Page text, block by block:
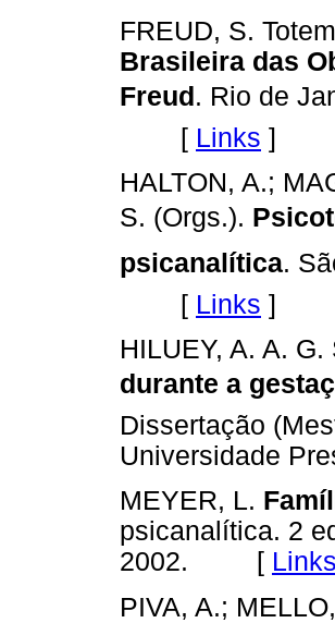
FREUD, S.
Brasileira das
Freud. Rio de
[ Links ]
HALTON, A.;
S. (Orgs.).
psicanalítica.
[ Links ]
HILUEY, A. A. G.
durante a
Dissertação
Universidade
MEYER, L.
psicanalítica. 2
2002. [ Links
PIVA, A.;